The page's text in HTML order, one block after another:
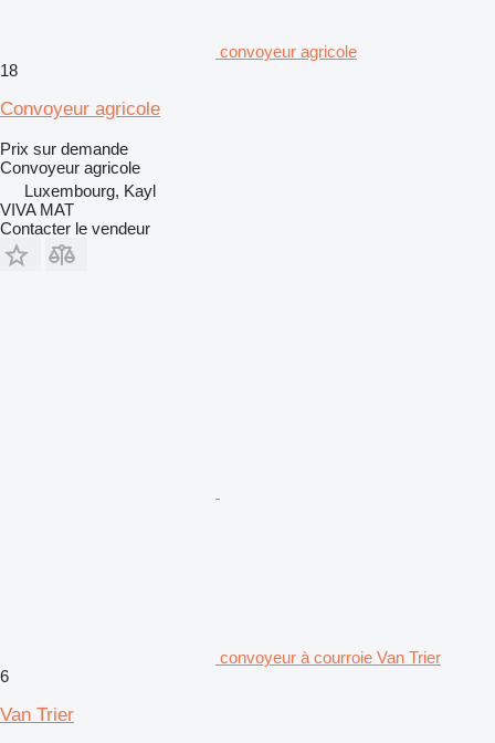
convoyeur agricole
18
Convoyeur agricole
Prix sur demande
Convoyeur agricole
Luxembourg, Kayl
VIVA MAT
Contacter le vendeur
convoyeur à courroie Van Trier
6
Van Trier